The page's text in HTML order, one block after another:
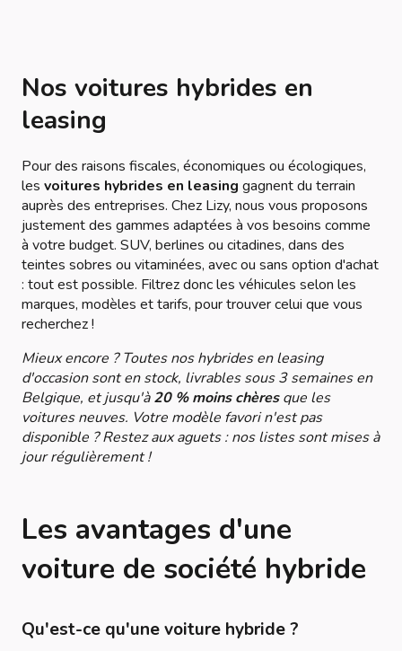
Nos voitures hybrides en
leasing
Pour des raisons fiscales, économiques ou écologiques,
les voitures hybrides en leasing gagnent du terrain
auprès des entreprises. Chez Lizy, nous vous proposons
justement des gammes adaptées à vos besoins comme
à votre budget. SUV, berlines ou citadines, dans des
teintes sobres ou vitaminées, avec ou sans option d'achat
: tout est possible. Filtrez donc les véhicules selon les
marques, modèles et tarifs, pour trouver celui que vous
recherchez !
Mieux encore ? Toutes nos hybrides en leasing
d'occasion sont en stock, livrables sous 3 semaines en
Belgique, et jusqu'à20 % moins chèresque les
voitures neuves. Votre modèle favori n'est pas
disponible ? Restez aux aguets : nos listes sont mises à
jour régulièrement !
Les avantages d'une
voiture de société hybride
Qu'est-ce qu'une voiture hybride ?